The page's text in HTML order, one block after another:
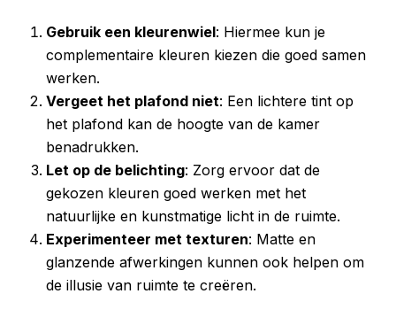
Gebruik een kleurenwiel: Hiermee kun je
complementaire kleuren kiezen die goed samen
werken.
Vergeet het plafond niet: Een lichtere tint op
het plafond kan de hoogte van de kamer
benadrukken.
Let op de belichting: Zorg ervoor dat de
gekozen kleuren goed werken met het
natuurlijke en kunstmatige licht in de ruimte.
Experimenteer met texturen: Matte en
glanzende afwerkingen kunnen ook helpen om
de illusie van ruimte te creëren.